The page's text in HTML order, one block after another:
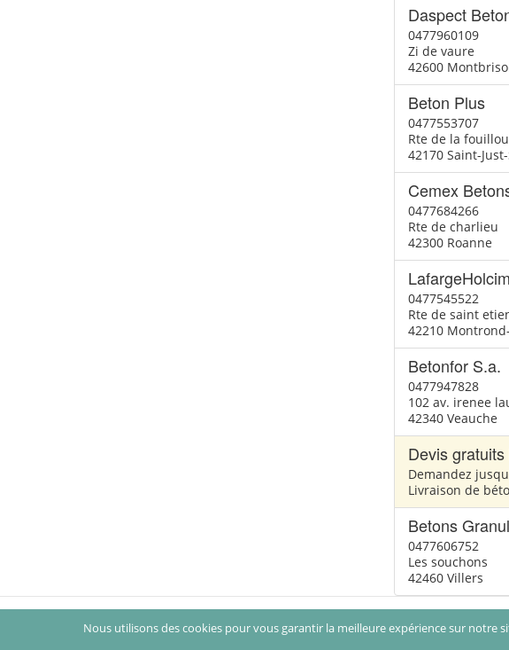
Daspect
0477960109
Zi de vaure
42600
Beton Plus
0477553707
Rte de la
42170 Saint-
Cemex
0477684266
Rte de charlieu
42300 Roanne
0477545522
Rte de saint
42210
Betonfor S.a.
0477947828
102 av. irenee
42340 Veauche
Devis
Demandez
Livraison de
Betons
0477606752
Les souchons
42460 Villers
Nous utilisons des cookies pour vous garantir la meilleure expérience sur notre
© Vamboisset Media 2014